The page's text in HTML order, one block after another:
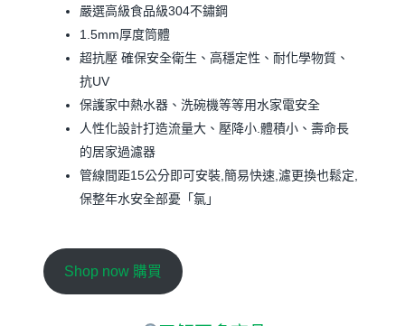
嚴選高級食品級304不鏽鋼
1.5mm厚度筒體
超抗壓 確保安全衛生、高穩定性、耐化學物質、
抗UV
保護家中熱水器、洗碗機等等用水家電安全
人性化設計打造流量大、壓降小.體積小、壽命長
的居家過濾器
管線間距15公分即可安裝,簡易快速,濾更換也鬆定,
保整年水安全部憂「氯」
Shop now 購買